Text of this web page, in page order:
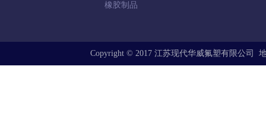
橡胶制品
Copyright © 2017 江苏现代华威氟塑有限公司